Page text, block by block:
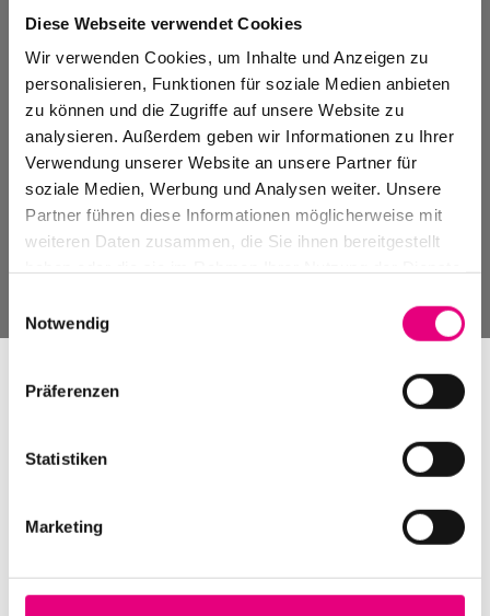
Diese Webseite verwendet Cookies
Wir verwenden Cookies, um Inhalte und Anzeigen zu
personalisieren, Funktionen für soziale Medien anbieten
zu können und die Zugriffe auf unsere Website zu
analysieren. Außerdem geben wir Informationen zu Ihrer
Verwendung unserer Website an unsere Partner für
soziale Medien, Werbung und Analysen weiter. Unsere
Partner führen diese Informationen möglicherweise mit
weiteren Daten zusammen, die Sie ihnen bereitgestellt
Notwendig
Präferenzen
Statistiken
Marketing
Events Archive
Past events, festivals, and venues